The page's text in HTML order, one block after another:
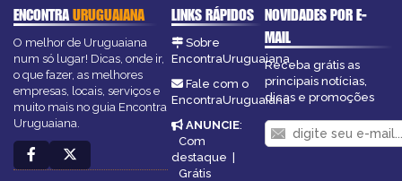
ENCONTRAURUGUAIANA
O melhor de Uruguaiana
num só lugar! Dicas, onde ir,
o que fazer, as melhores
empresas, locais, serviços e
muito mais no guia Encontra
Uruguaiana.
LINKS RÁPIDOS
Sobre
EncontraUruguaiana
Fale com o
EncontraUruguaiana
ANUNCIE:
Com
destaque |
Grátis
NOVIDADES POR E-
MAIL
Receba grátis as
principais notícias,
dicas e promoções